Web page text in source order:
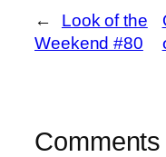
←
Look of the
Weekend #80
Comments